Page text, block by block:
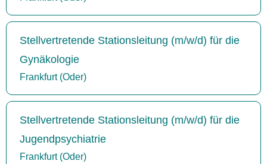
Stellvertretende Stationsleitung (m/w/d) für die
Gynäkologie
Frankfurt (Oder)
Stellvertretende Stationsleitung (m/w/d) für die
Jugendpsychiatrie
Frankfurt (Oder)